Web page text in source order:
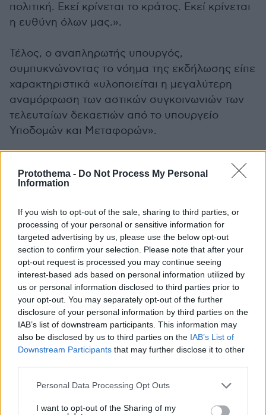
Protothema - Do Not Process My Personal
Information
If you wish to opt-out of the sale, sharing to third parties, or
processing of your personal or sensitive information for
targeted advertising by us, please use the below opt-out
section to confirm your selection. Please note that after your
opt-out request is processed you may continue seeing
interest-based ads based on personal information utilized by
us or personal information disclosed to third parties prior to
your opt-out. You may separately opt-out of the further
disclosure of your personal information by third parties on the
IAB’s list of downstream participants. This information may
also be disclosed by us to third parties on the IAB’s List of
Downstream Participants that may further disclose it to other
Please note that this website/app uses one or more Google
not limited to your visit or usage behaviour. You may click to
Personal Data Processing Opt Outs
I want to opt-out of the Sharing of my
πολιτική. Εκεί κρίνεται το κράτος. Εκεί κρίνεται
η ευθύνη όλων μας.».
Τέλος, ο αναπληρωτής υπουργός,
συμπυκνώνοντας το νόημα της εκδήλωσης είπε
χαρακτηριστικά «υλοποιείται η μεγαλύτερη
αναμόρφωση των αστικών συγκοινωνιών των
τελευταίων δεκαετιών από το υπουργείο
Υποδομών και Μεταφορών».
γενικός γραμματέας Μεταφορών
Στέλιος